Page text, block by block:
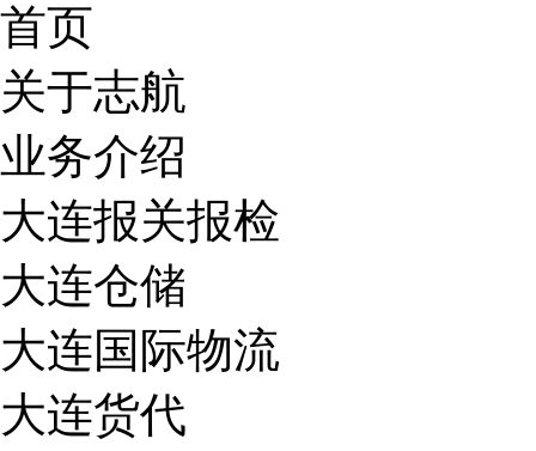
首页
关于志航
业务介绍
大连报关报检
大连仓储
大连国际物流
大连货代